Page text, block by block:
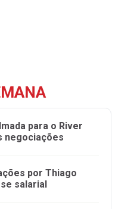
para o River
negociações
por Thiago
salarial